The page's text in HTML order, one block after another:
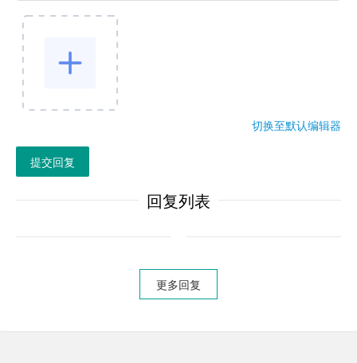
切换至默认编辑器
提交回复
回复列表
更多回复